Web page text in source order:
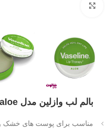
بالم لب وازلین مدل aloe وزن 20 گرم
مناسب برای پوست های